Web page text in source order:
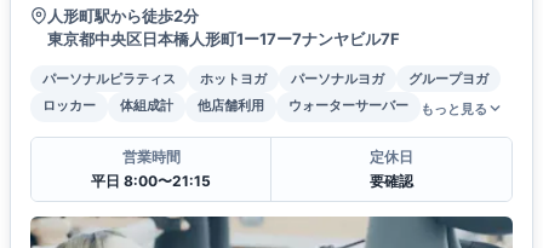
人形町駅から徒歩2分
東京都中央区日本橋人形町1ー17ー7ナンヤビル7F
パーソナルピラティス ホットヨガ パーソナルヨガ
グループヨガ
ロッカー
体組成計 他店舗利用 ウォーターサーバー もっと見る
営業時間
平日 8:00〜21:15
定休日
要確認